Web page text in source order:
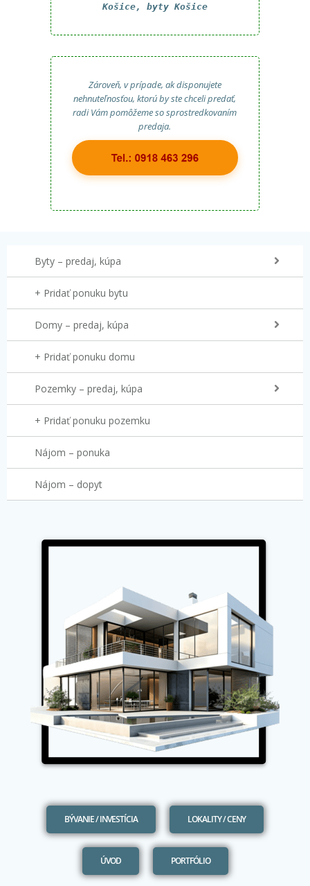
Košice, byty Košice
Zároveň, v prípade, ak disponujete
nehnuteľnosťou, ktorú by ste chceli predať,
radi Vám pomôžeme so sprostredkovaním
predaja.
Byty – predaj, kúpa
+ Pridať ponuku bytu
Domy – predaj, kúpa
+ Pridať ponuku domu
Pozemky – predaj, kúpa
+ Pridať ponuku pozemku
Nájom – ponuka
Nájom – dopyt
BÝVANIE / INVESTÍCIA LOKALITY / CENY
ÚVOD PORTFÓLIO